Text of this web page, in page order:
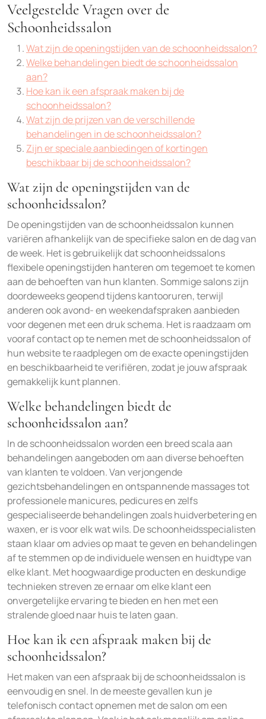
Veelgestelde Vragen over de
Schoonheidssalon
Wat zijn de openingstijden van de schoonheidssalon?
Welke behandelingen biedt de schoonheidssalon
aan?
Hoe kan ik een afspraak maken bij de
schoonheidssalon?
Wat zijn de prijzen van de verschillende
behandelingen in de schoonheidssalon?
Zijn er speciale aanbiedingen of kortingen
beschikbaar bij de schoonheidssalon?
Wat zijn de openingstijden van de
schoonheidssalon?
De openingstijden van de schoonheidssalon kunnen
variëren afhankelijk van de specifieke salon en de dag van
de week. Het is gebruikelijk dat schoonheidssalons
flexibele openingstijden hanteren om tegemoet te komen
aan de behoeften van hun klanten. Sommige salons zijn
doordeweeks geopend tijdens kantooruren, terwijl
anderen ook avond- en weekendafspraken aanbieden
voor degenen met een druk schema. Het is raadzaam om
vooraf contact op te nemen met de schoonheidssalon of
hun website te raadplegen om de exacte openingstijden
en beschikbaarheid te verifiëren, zodat je jouw afspraak
gemakkelijk kunt plannen.
Welke behandelingen biedt de
schoonheidssalon aan?
In de schoonheidssalon worden een breed scala aan
behandelingen aangeboden om aan diverse behoeften
van klanten te voldoen. Van verjongende
gezichtsbehandelingen en ontspannende massages tot
professionele manicures, pedicures en zelfs
gespecialiseerde behandelingen zoals huidverbetering en
waxen, er is voor elk wat wils. De schoonheidsspecialisten
staan klaar om advies op maat te geven en behandelingen
af te stemmen op de individuele wensen en huidtype van
elke klant. Met hoogwaardige producten en deskundige
technieken streven ze ernaar om elke klant een
onvergetelijke ervaring te bieden en hen met een
stralende gloed naar huis te laten gaan.
Hoe kan ik een afspraak maken bij de
schoonheidssalon?
Het maken van een afspraak bij de schoonheidssalon is
eenvoudig en snel. In de meeste gevallen kun je
telefonisch contact opnemen met de salon om een